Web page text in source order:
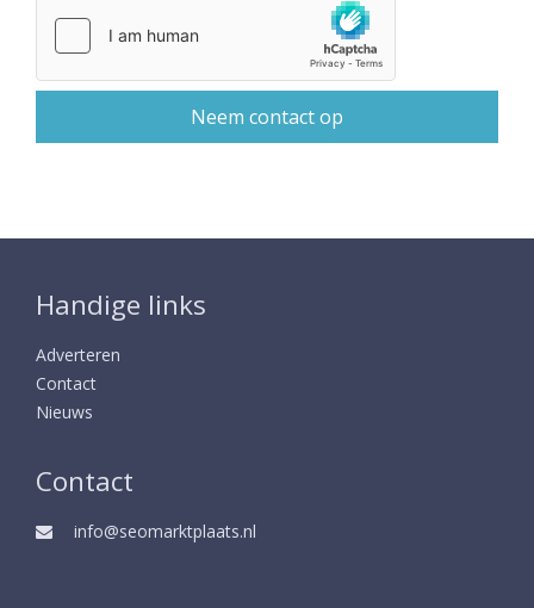
Handige links
Adverteren
Contact
Nieuws
Contact
info@seomarktplaats.nl